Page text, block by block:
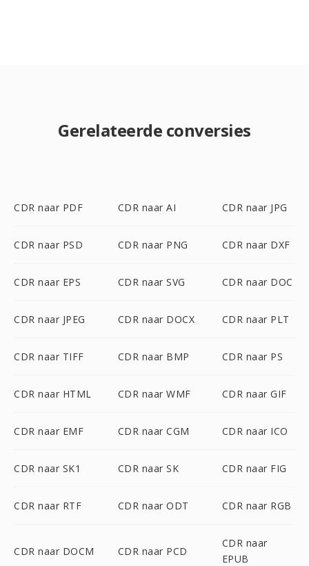
Gerelateerde conversies
CDR naar PDF CDR naar AI CDR naar JPG
CDR naar PSD CDR naar PNG CDR naar DXF
CDR naar EPS CDR naar SVG CDR naar DOC
CDR naar JPEG CDR naar DOCX CDR naar PLT
CDR naar TIFF CDR naar BMP CDR naar PS
CDR naar HTML CDR naar WMF CDR naar GIF
CDR naar EMF CDR naar CGM CDR naar ICO
CDR naar SK1 CDR naar SK CDR naar FIG
CDR naar RTF CDR naar ODT CDR naar RGB
CDR naar DOCM CDR naar PCD
CDR naar
EPUB